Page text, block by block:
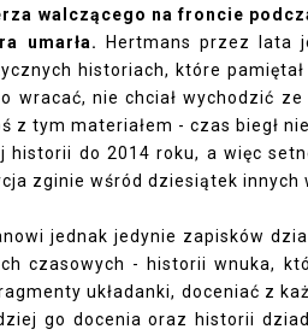
walczącego na froncie
umarła. Hertmans przez lata
historiach, które
wracać, nie chciał wychodzić
z tym materiałem - czas biegł
historii do 2014 roku, a więc
zginie wśród dziesiątek innych
jednak jedynie zapisków
czasowych - historii wnuka,
układanki, doceniać z
go docenia oraz historii